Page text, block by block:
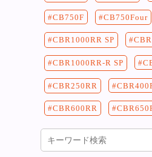
CB750F CB750Four
CBR1000RR SP
CBR1000RR-R SP
CBR250RR
CBR600RR